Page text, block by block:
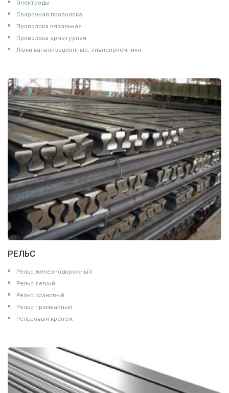
Электроды
Сварочная проволока
Проволока вязальная
Проволока арматурная
Люки канализационные, ливнеприемники
РЕЛЬС
Рельс железнодорожный
Рельс легкий
Рельс крановый
Рельс трамвайный
Рельсовый крепеж